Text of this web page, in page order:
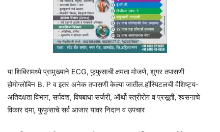
या शिबिरामध्ये प्रामुख्याने ECG, फुफुसाची क्षमता मोजणे, शुगर तपासणी
होमोग्लोबिन B. P व इतर अनेक तपासणी केल्या जातील.हॉस्पिटलची वैशिष्ट्य-
अतिदक्षता विभाग, सर्पदंश, विषबाधा सर्जरी, ऑर्थो स्त्रीरोग व प्रसूती, श्वसनाचे
विकार दमा, फुफुसाचे सर्व आजार यावर निदान व उपचार